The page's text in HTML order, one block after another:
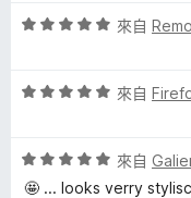
評
分
分
5
來自 Remo
評
分
，
來自
評
價
來自
🤩 ... looks verry